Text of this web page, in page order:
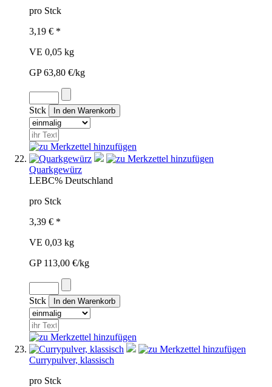
pro Stck
3,19 € *
VE 0,05 kg
GP 63,80 €/kg
Stck
Quarkgewürz
LEBC% Deutschland
pro Stck
3,39 € *
VE 0,03 kg
GP 113,00 €/kg
Stck
Currypulver, klassisch
pro Stck